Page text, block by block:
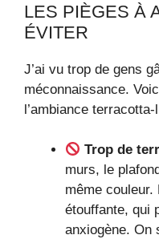
LES PIÈGES À
ÉVITER
J’ai vu trop de gens
méconnaissance.
l’ambiance terracotta-
Trop de
murs, le
même
étouffante, qui
anxiogène. On